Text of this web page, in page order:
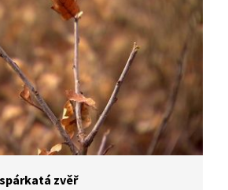
se o to snaží pokud možno
výběrným hospodařením
které co nejvíce
procesy. Těžba jednotlivých
vede k lesu různorodému,
vůči počasí
zvěř